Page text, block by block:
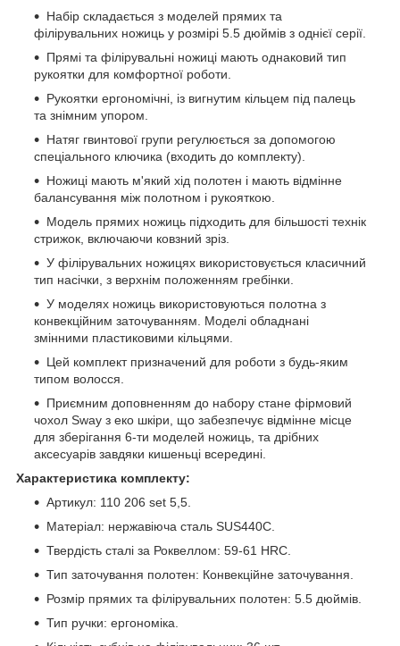
Набір складається з моделей прямих та
філірувальних ножиць у розмірі 5.5 дюймів з однієї серії.
Прямі та філірувальні ножиці мають однаковий тип
рукоятки для комфортної роботи.
Рукоятки ергономічні, із вигнутим кільцем під палець
та знімним упором.
Натяг гвинтової групи регулюється за допомогою
спеціального ключика (входить до комплекту).
Ножиці мають м'який хід полотен і мають відмінне
балансування між полотном і рукояткою.
Модель прямих ножиць підходить для більшості технік
стрижок, включаючи ковзний зріз.
У філірувальних ножицях використовується класичний
тип насічки, з верхнім положенням гребінки.
У моделях ножиць використовуються полотна з
конвекційним заточуванням. Моделі обладнані
змінними пластиковими кільцями.
Цей комплект призначений для роботи з будь-яким
типом волосся.
Приємним доповненням до набору стане фірмовий
чохол Sway з еко шкіри, що забезпечує відмінне місце
для зберігання 6-ти моделей ножиць, та дрібних
аксесуарів завдяки кишеньці всередині.
Характеристика комплекту:
Артикул: 110 206 set 5,5.
Матеріал: нержавіюча сталь SUS440С.
Твердість сталі за Роквеллом: 59-61 HRC.
Тип заточування полотен: Конвекційне заточування.
Розмір прямих та філірувальних полотен: 5.5 дюймів.
Тип ручки: ергономіка.